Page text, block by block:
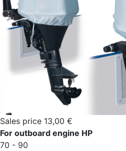
Sales price 13,00 €
For outboard engine HP
70 - 90